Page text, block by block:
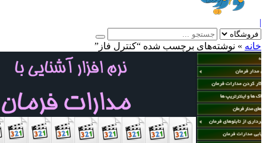
»نوشته‌های برچسب شده “کنترل فاز”